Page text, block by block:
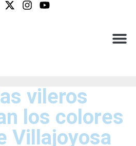
vileros
los colores
Villajoyosa